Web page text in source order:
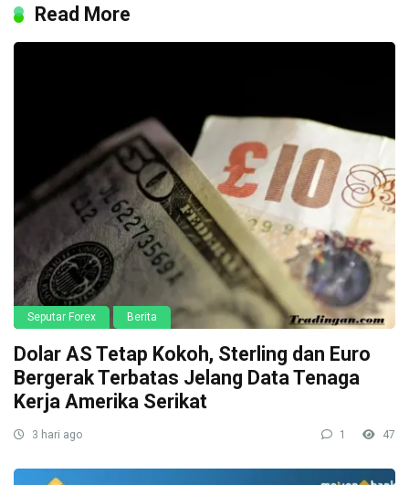
Read More
Seputar Forex Berita
Dolar AS Tetap Kokoh, Sterling dan Euro
Bergerak Terbatas Jelang Data Tenaga
Kerja Amerika Serikat
3 hari ago 1 47